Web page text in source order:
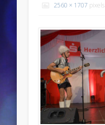
2560 × 1707 pixels